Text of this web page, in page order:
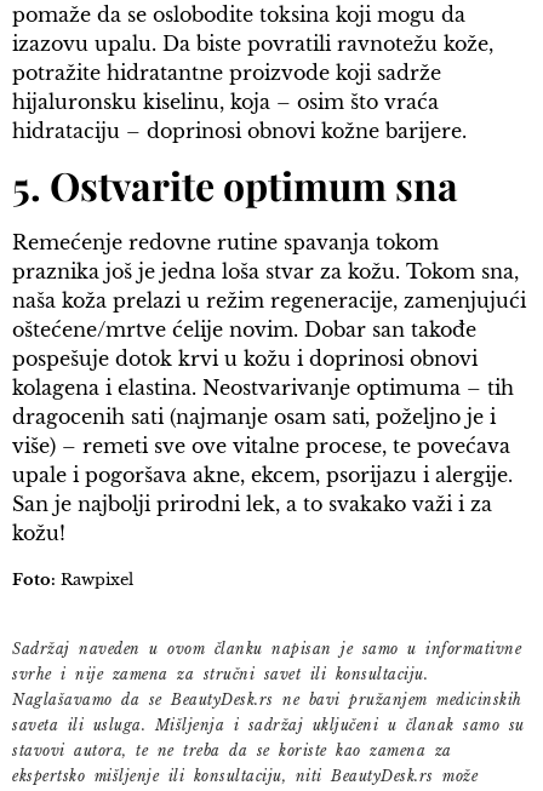
pomaže da se oslobodite toksina koji mogu da
izazovu upalu. Da biste povratili ravnotežu kože,
potražite hidratantne proizvode koji sadrže
hijaluronsku kiselinu, koja – osim što vraća
hidrataciju – doprinosi obnovi kožne barijere.
5. Ostvarite optimum sna
Remećenje redovne rutine spavanja tokom
praznika još je jedna loša stvar za kožu. Tokom sna,
naša koža prelazi u režim regeneracije, zamenjujući
oštećene/mrtve ćelije novim. Dobar san takođe
pospešuje dotok krvi u kožu i doprinosi obnovi
kolagena i elastina. Neostvarivanje optimuma – tih
dragocenih sati (najmanje osam sati, poželjno je i
više) – remeti sve ove vitalne procese, te povećava
upale i pogoršava akne, ekcem, psorijazu i alergije.
San je najbolji prirodni lek, a to svakako važi i za
kožu!
Foto: Rawpixel
Sadržaj naveden u ovom članku napisan je samo u informativne
svrhe i nije zamena za stručni savet ili konsultaciju.
Naglašavamo da se BeautyDesk.rs ne bavi pružanjem medicinskih
saveta ili usluga. Mišljenja i sadržaj uključeni u članak samo su
stavovi autora, te ne treba da se koriste kao zamena za
ekspertsko mišljenje ili konsultaciju, niti BeautyDesk.rs može